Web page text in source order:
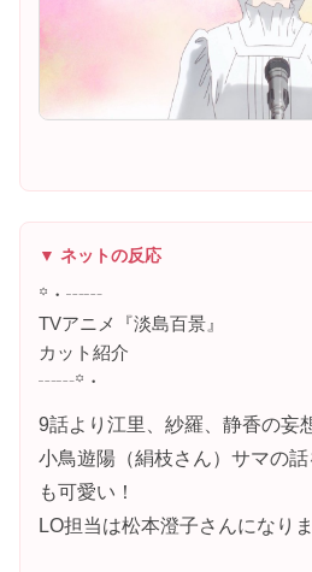
▼ ネットの反応
꙳・┄┄
TVアニメ『淡島百景』
カット紹介
┄┄꙳・
9話より江里、紗羅、静香の妄
小鳥遊陽（絹枝さん）サマの
も可愛い！
LO担当は松本澄子さんになりま